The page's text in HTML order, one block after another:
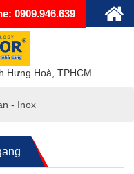
0909.946.639
Hưng Hoà, TPHCM
- Inox